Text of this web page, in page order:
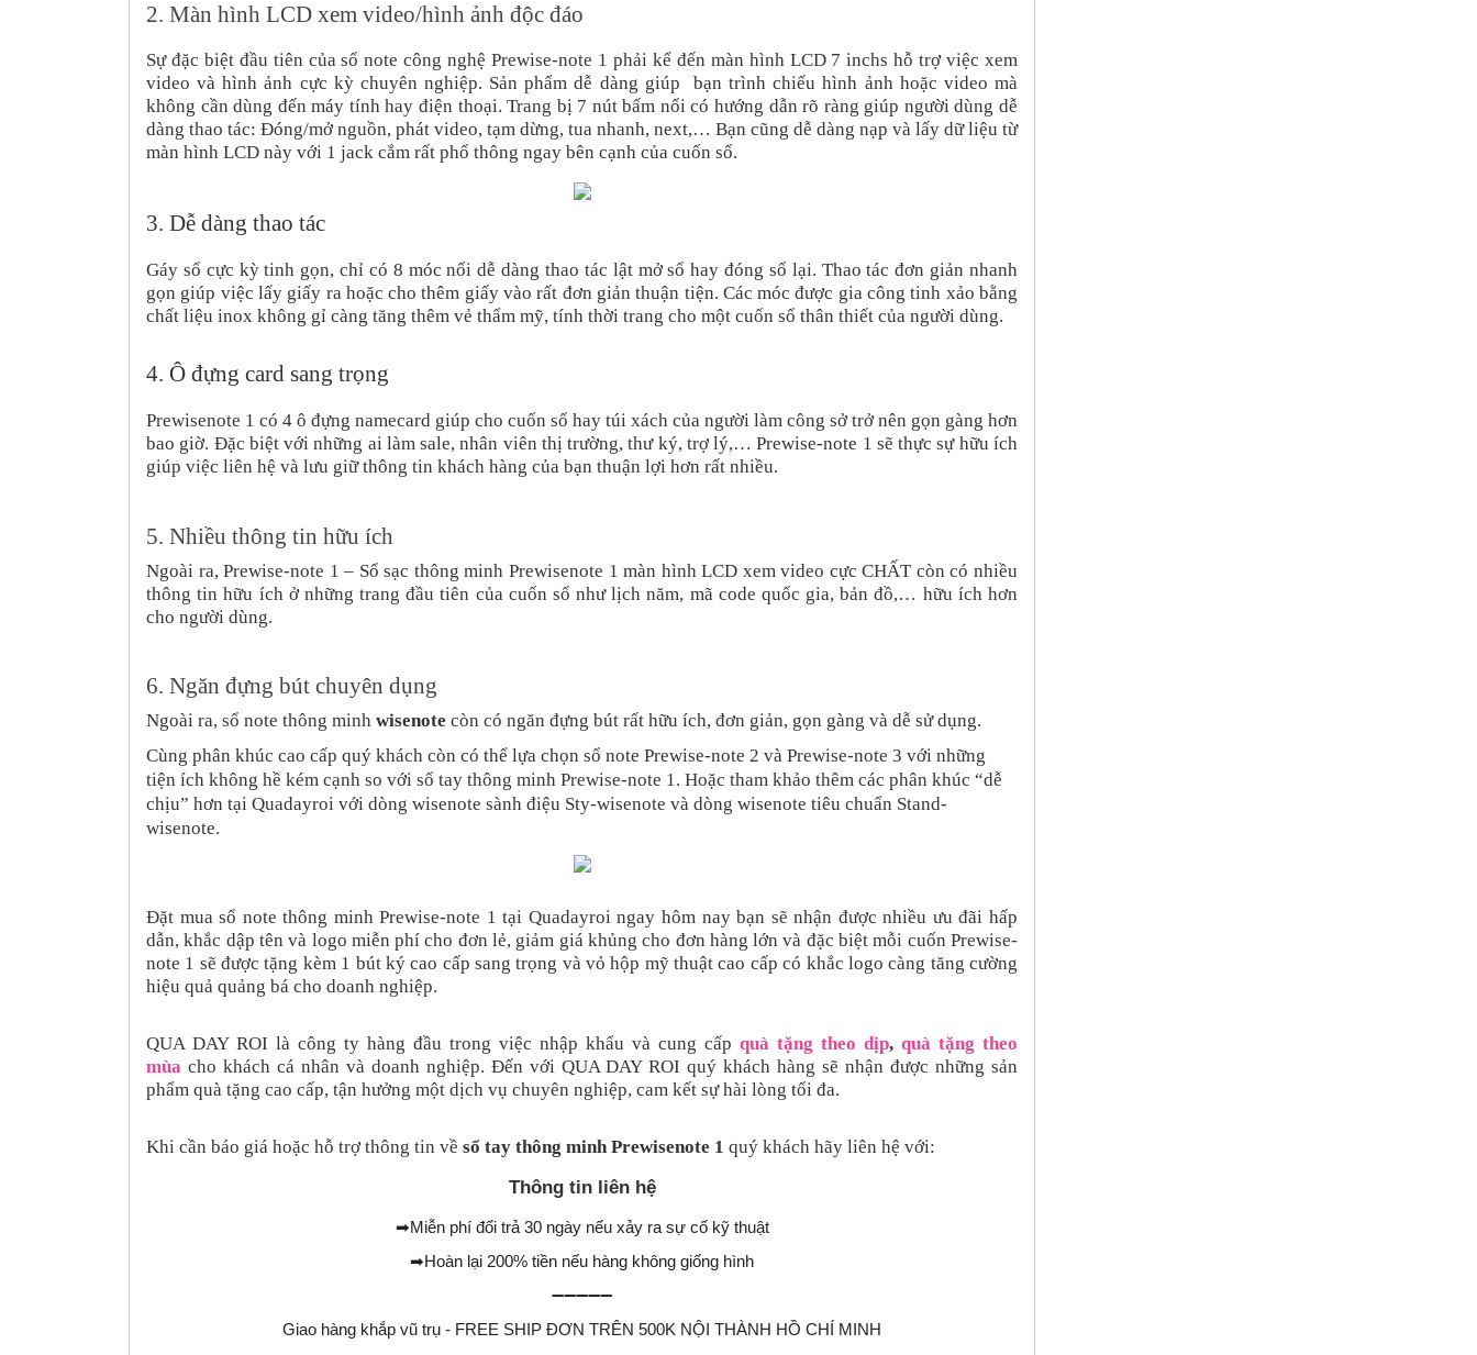
2. Màn hình LCD xem video/hình ảnh độc đáo
Sự đặc biệt đầu tiên của sổ note công nghệ Prewise-note 1 phải kể đến màn hình LCD 7 inchs hỗ trợ việc xem
video và hình ảnh cực kỳ chuyên nghiệp. Sản phẩm dễ dàng giúp
bạn trình chiếu hình ảnh hoặc video mà
không cần dùng đến máy tính hay điện thoại. Trang bị 7 nút bấm nổi có hướng dẫn rõ ràng giúp người dùng dễ
dàng thao tác: Đóng/mở nguồn, phát video, tạm dừng, tua nhanh, next,… Bạn cũng dễ dàng nạp và lấy dữ liệu từ
màn hình LCD này với 1 jack cắm rất phổ thông ngay bên cạnh của cuốn sổ.
3. Dễ dàng thao tác
Gáy sổ cực kỳ tinh gọn, chỉ có 8 móc nối dễ dàng thao tác lật mở sổ hay đóng sổ lại. Thao tác đơn giản nhanh
gọn giúp việc lấy giấy ra hoặc cho thêm giấy vào rất đơn giản thuận tiện. Các móc được gia công tinh xảo bằng
chất liệu inox không gỉ càng tăng thêm vẻ thẩm mỹ, tính thời trang cho một cuốn sổ thân thiết của người dùng.
4. Ô đựng card sang trọng
Prewisenote 1 có 4 ô đựng namecard giúp cho cuốn sổ hay túi xách của người làm công sở trở nên gọn gàng hơn
bao giờ. Đặc biệt với những ai làm sale, nhân viên thị trường, thư ký, trợ lý,… Prewise-note 1 sẽ thực sự hữu ích
giúp việc liên hệ và lưu giữ thông tin khách hàng của bạn thuận lợi hơn rất nhiều.
5. Nhiều thông tin hữu ích
Ngoài ra, Prewise-note 1 – Sổ sạc thông minh Prewisenote 1 màn hình LCD xem video cực CHẤT còn có nhiều
thông tin hữu ích ở những trang đầu tiên của cuốn sổ như lịch năm, mã code quốc gia, bản đồ,… hữu ích hơn
cho người dùng.
6. Ngăn đựng bút chuyên dụng
Ngoài ra, sổ note thông minh wisenote còn có ngăn đựng bút rất hữu ích, đơn giản, gọn gàng và dễ sử dụng.
Cùng phân khúc cao cấp quý khách còn có thể lựa chọn sổ note Prewise-note 2 và Prewise-note 3 với những
tiện ích không hề kém cạnh so với sổ tay thông minh Prewise-note 1. Hoặc tham khảo thêm các phân khúc “dễ
chịu” hơn tại Quadayroi với dòng wisenote sành điệu Sty-wisenote và dòng wisenote tiêu chuẩn Stand-
wisenote.
Đặt mua sổ note thông minh Prewise-note 1 tại Quadayroi ngay hôm nay bạn sẽ nhận được nhiều ưu đãi hấp
dẫn, khắc dập tên và logo miễn phí cho đơn lẻ, giảm giá khủng cho đơn hàng lớn và đặc biệt mỗi cuốn Prewise-
note 1 sẽ được tặng kèm 1 bút ký cao cấp sang trọng và vỏ hộp mỹ thuật cao cấp có khắc logo càng tăng cường
hiệu quả quảng bá cho doanh nghiệp.
QUA DAY ROI là công ty hàng đầu trong việc nhập khẩu và cung cấp quà tặng theo dịp, quà tặng theo
mùa cho khách cá nhân và doanh nghiệp. Đến với QUA DAY ROI quý khách hàng sẽ nhận được những sản
phẩm quà tặng cao cấp, tận hưởng một dịch vụ chuyên nghiệp, cam kết sự hài lòng tối đa.
Khi cần báo giá hoặc hỗ trợ thông tin về sổ tay thông minh Prewisenote 1 quý khách hãy liên hệ với:
Thông tin liên hệ
➡Miễn phí đổi trả 30 ngày nếu xảy ra sự cố kỹ thuật
➡Hoàn lại 200% tiền nếu hàng không giống hình
➖➖➖➖➖
Giao hàng khắp vũ trụ - FREE SHIP ĐƠN TRÊN 500K NỘI THÀNH HỒ CHÍ MINH